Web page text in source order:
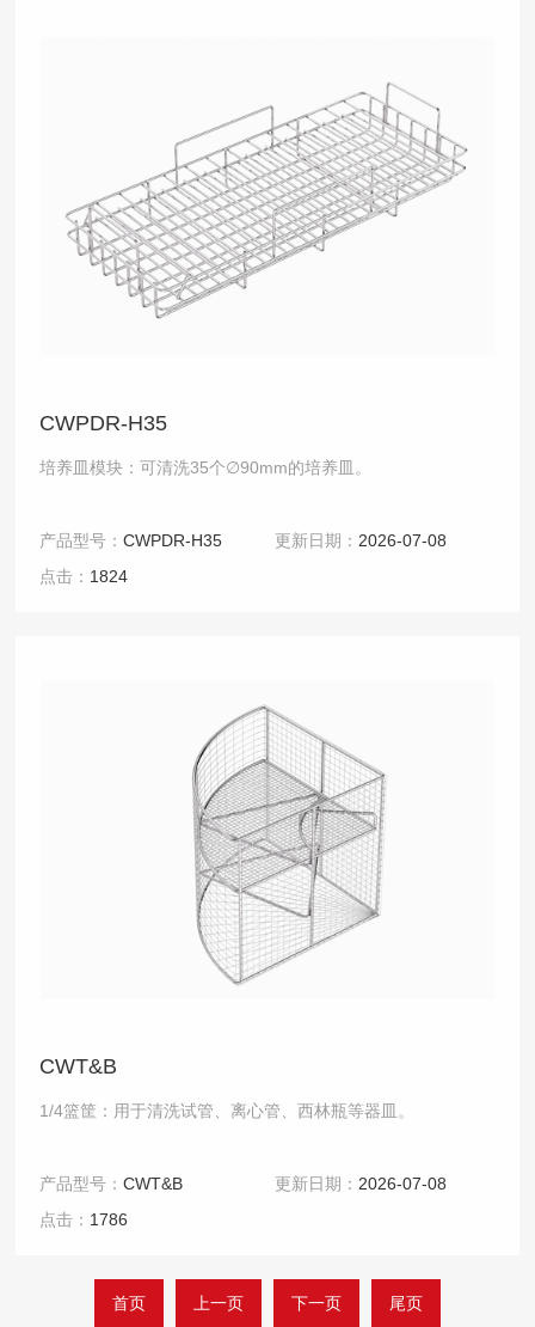
CWPDR-H35
培养皿模块：可清洗35个∅90mm的培养皿。
产品型号：CWPDR-H35 更新日期： 2026-07-08
点击： 1824
CWT&B
1/4篮筐：用于清洗试管、离心管、西林瓶等器皿。
产品型号：CWT&B 更新日期： 2026-07-08
点击： 1786
首页 上一页 下一页 尾页